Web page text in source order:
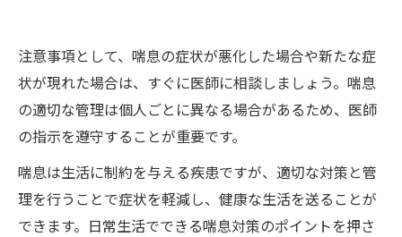
注意事項として、喘息の症状が悪化した場合や新たな症
状が現れた場合は、すぐに医師に相談しましょう。喘息
の適切な管理は個人ごとに異なる場合があるため、医師
の指示を遵守することが重要です。
喘息は生活に制約を与える疾患ですが、適切な対策と管
理を行うことで症状を軽減し、健康な生活を送ることが
できます。日常生活でできる喘息対策のポイントを押さ